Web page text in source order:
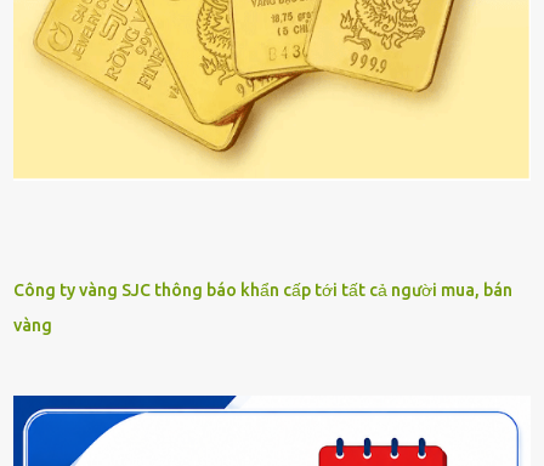
Công ty vàng SJC thông báo khẩn cấp tới tất cả người mua, bán
vàng